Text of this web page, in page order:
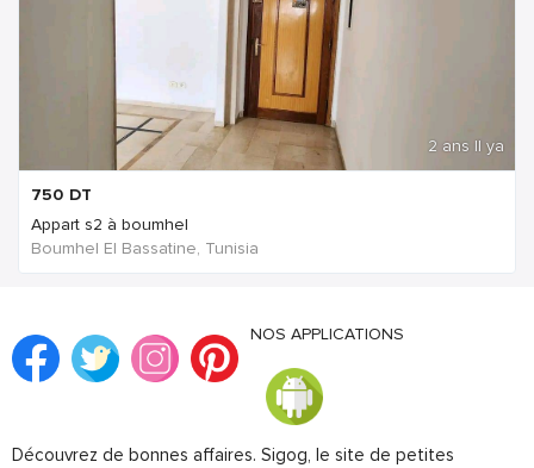
2 ans Il ya
750 DT
Appart s2 à boumhel
Boumhel El Bassatine, Tunisia
NOS APPLICATIONS
Découvrez de bonnes affaires. Sigog, le site de petites